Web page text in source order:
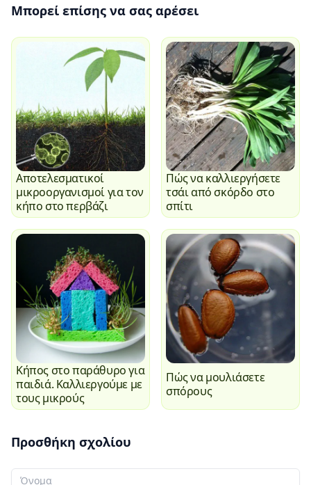
Μπορεί επίσης να σας αρέσει
Αποτελεσματικοί
μικροοργανισμοί για τον
κήπο στο περβάζι
Πώς να καλλιεργήσετε
τσάι από σκόρδο στο
σπίτι
Κήπος στο παράθυρο για
παιδιά. Καλλιεργούμε με
τους μικρούς
Πώς να μουλιάσετε
σπόρους
Προσθήκη σχολίου
Το όνομά σας